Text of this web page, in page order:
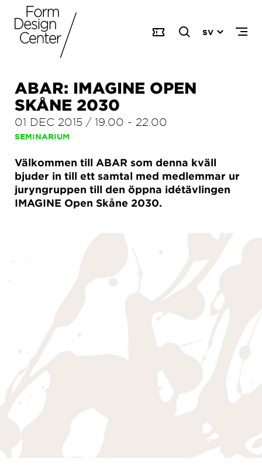
SV
ABAR: IMAGINE OPEN
SKÅNE 2030
01 DEC 2015 / 19.00 - 22.00
SEMINARIUM
Välkommen till ABAR som denna kväll
bjuder in till ett samtal med medlemmar ur
juryngruppen till den öppna idétävlingen
IMAGINE Open Skåne 2030.